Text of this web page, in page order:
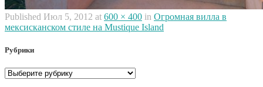
Published Июл 5, 2012 at 600 × 400 in Огромная вилла в
мексисканском стиле на Mustique Island
Рубрики
Рубрики